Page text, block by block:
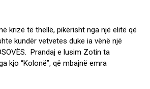
krizë të thellë, pikërisht nga një elitë që
kundër vetvetes duke ia vënë një
Prandaj e lusim Zotin ta
kjo “Kolonë”, që mbajnë emra